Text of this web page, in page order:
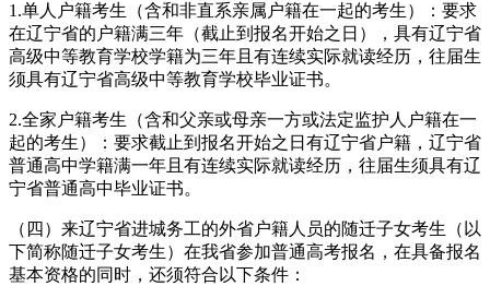
1.单人户籍考生（含和非直系亲属户籍在一起的考生）：要求
在辽宁省的户籍满三年（截止到报名开始之日），具有辽宁省
高级中等教育学校学籍为三年且有连续实际就读经历，往届生
须具有辽宁省高级中等教育学校毕业证书。
2.全家户籍考生（含和父亲或母亲一方或法定监护人户籍在一
起的考生）：要求截止到报名开始之日有辽宁省户籍，辽宁省
普通高中学籍满一年且有连续实际就读经历，往届生须具有辽
宁省普通高中毕业证书。
（四）来辽宁省进城务工的外省户籍人员的随迁子女考生（以
下简称随迁子女考生）在我省参加普通高考报名，在具备报名
基本资格的同时，还须符合以下条件：